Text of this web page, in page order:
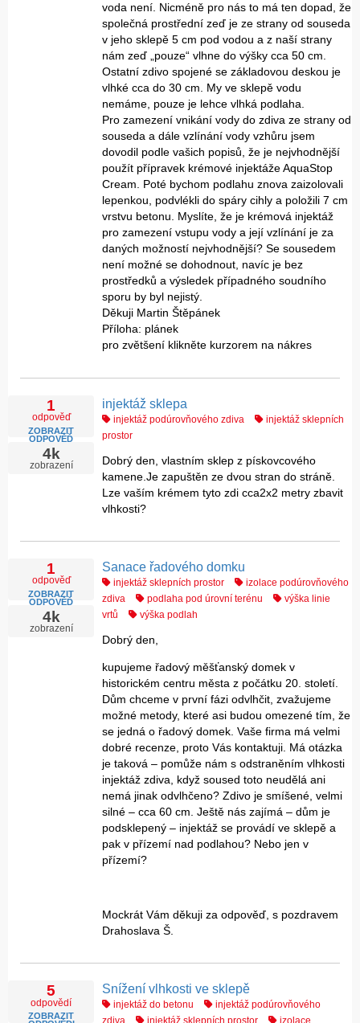
voda není. Nicméně pro nás to má ten dopad, že
společná prostřední zeď je ze strany od souseda
v jeho sklepě 5 cm pod vodou a z naší strany
nám zeď „pouze“ vlhne do výšky cca 50 cm.
Ostatní zdivo spojené se základovou deskou je
vlhké cca do 30 cm. My ve sklepě vodu
nemáme, pouze je lehce vlhká podlaha.
Pro zamezení vnikání vody do zdiva ze strany od
souseda a dále vzlínání vody vzhůru jsem
dovodil podle vašich popisů, že je nejvhodnější
použít přípravek krémové injektáže AquaStop
Cream. Poté bychom podlahu znova zaizolovali
lepenkou, podvlékli do spáry cihly a položili 7 cm
vrstvu betonu. Myslíte, že je krémová injektáž
pro zamezení vstupu vody a její vzlínání je za
daných možností nejvhodnější? Se sousedem
není možné se dohodnout, navíc je bez
prostředků a výsledek případného soudního
sporu by byl nejistý.
Děkuji Martin Štěpánek
Příloha: plánek
pro zvětšení klikněte kurzorem na nákres
1
odpověď
ZOBRAZIT
ODPOVĚĎ
4k
zobrazení
injektáž sklepa
injektáž podúrovňového zdiva
injektáž sklepních
prostor
Dobrý den, vlastním sklep z pískovcového
kamene.Je zapuštěn ze dvou stran do stráně.
Lze vaším krémem tyto zdi cca2x2 metry zbavit
vlhkosti?
1
odpověď
ZOBRAZIT
ODPOVĚĎ
4k
zobrazení
Sanace řadového domku
injektáž sklepních prostor
izolace podúrovňového
zdiva
podlaha pod úrovní terénu
výška linie
vrtů
výška podlah
Dobrý den,
kupujeme řadový měšťanský domek v
historickém centru města z počátku 20. století.
Dům chceme v první fázi odvlhčit, zvažujeme
možné metody, které asi budou omezené tím, že
se jedná o řadový domek. Vaše firma má velmi
dobré recenze, proto Vás kontaktuji. Má otázka
je taková – pomůže nám s odstraněním vlhkosti
injektáž zdiva, když soused toto neudělá ani
nemá jinak odvlhčeno? Zdivo je smíšené, velmi
silné – cca 60 cm. Ještě nás zajímá – dům je
podsklepený – injektáž se provádí ve sklepě a
pak v přízemí nad podlahou? Nebo jen v
přízemí?
Mockrát Vám děkuji za odpověď, s pozdravem
Drahoslava Š.
5
odpovědí
ZOBRAZIT
Snížení vlhkosti ve sklepě
injektáž do betonu
injektáž podúrovňového